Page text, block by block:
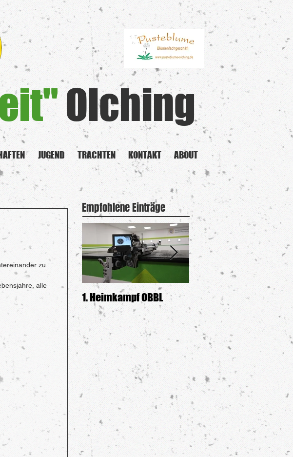
Olching
JUGEND TRACHTEN KONTAKT ABOUT
zu
alle
Empfohlene Einträge
1. Heimkampf OBBL Siegerehrung GDW